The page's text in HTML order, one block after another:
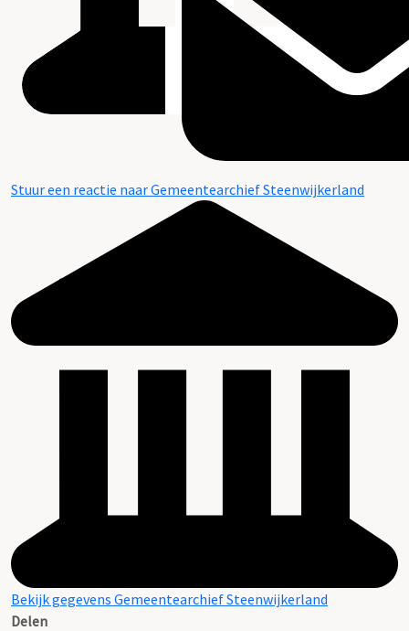
Stuur een reactie naar Gemeentearchief Steenwijkerland
Bekijk gegevens Gemeentearchief Steenwijkerland
Delen